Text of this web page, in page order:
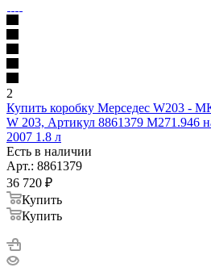
2
Купить коробку Мерседес W203 -
W 203, Артикул 8861379 M271.946
2007 1.8 л
Есть в наличии
Арт.: 8861379
36 720 ₽
Купить
Купить